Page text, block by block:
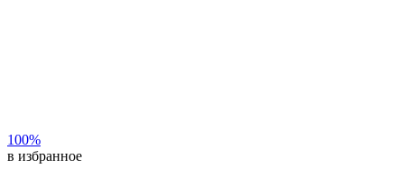
100%
в избранное